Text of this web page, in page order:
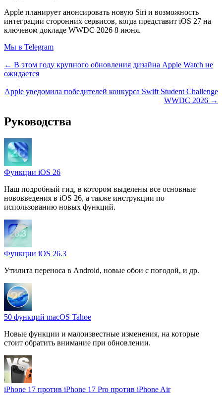
Apple планирует анонсировать новую Siri и возможность
интеграции сторонних сервисов, когда представит iOS 27 на
ключевом докладе WWDC 2026 8 июня.
Мы в Telegram
← В этом году крупного обновления дизайна Apple Watch не
ожидается
Apple уведомила победителей конкурса Swift Student Challenge
WWDC 2026 →
Руководства
Функции iOS 26
Наш подробный гид, в котором выделены все основные
нововведения в iOS 26, а также инструкции по
использованию новых функций.
Функции iOS 26.3
Утилита переноса в Android, новые обои с погодой, и др.
50 функций macOS Tahoe
Новые функции и малоизвестные изменения, на которые
стоит обратить внимание при обновлении.
iPhone 17 против iPhone 17 Pro против iPhone Air